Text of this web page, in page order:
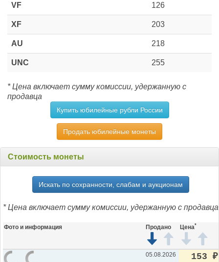
VF 126
XF 203
AU 218
UNC 255
* Цена включает сумму комиссии, удержанную с
продавца
Купить юбилейные рубли России
Продать юбилейные монеты
Стоимость монеты
Искать по сохранности, слабам и аукционам
* Цена включает сумму комиссии, удержанную с продавца
Фото и информация Продано Цена*
05.08.2026 153 ₽